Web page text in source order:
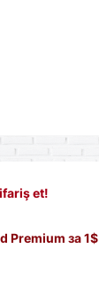
et!
Premium за 1$